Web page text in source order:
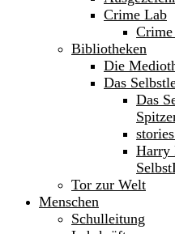
Crime Lab
Crime
Bibliotheken
Die
Das
Das
Harry
Tor zur Welt
Menschen
Schulleitung